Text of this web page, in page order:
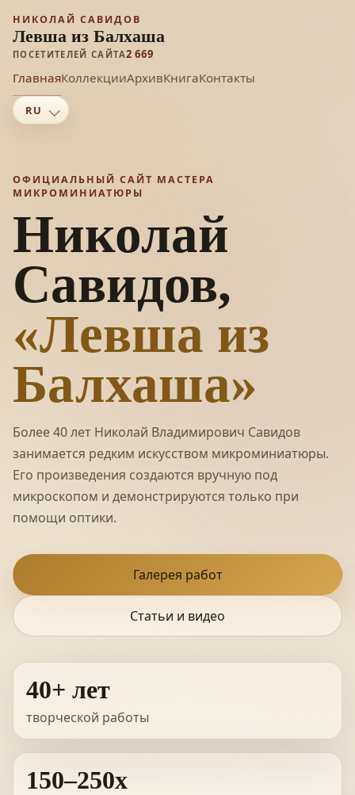
НИКОЛАЙ САВИДОВ
Левша из Балхаша
ПОСЕТИТЕЛЕЙ САЙТА2 669
ГлавнаяКоллекцииАрхивКнигаКонтакты
ОФИЦИАЛЬНЫЙ САЙТ МАСТЕРА
МИКРОМИНИАТЮРЫ
Николай
Савидов,
«Левша из
Балхаша»
Более 40 лет Николай Владимирович Савидов
занимается редким искусством микроминиатюры.
Его произведения создаются вручную под
микроскопом и демонстрируются только при
помощи оптики.
Галерея работ
Статьи и видео
40+ лет
творческой работы
150–250x